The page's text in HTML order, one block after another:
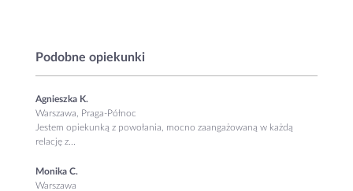
Podobne opiekunki
Agnieszka K.
Warszawa, Praga-Północ
Jestem opiekunką z powołania, mocno zaangażowaną w każdą
relację z...
Monika C.
Warszawa